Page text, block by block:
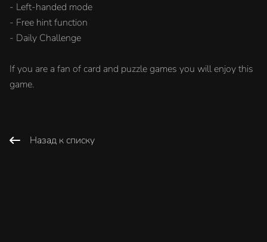
- Left-handed mode
- Free hint function
- Daily Challenge
If you are a fan of card and puzzle games you will enjoy this
game.
Назад к списку